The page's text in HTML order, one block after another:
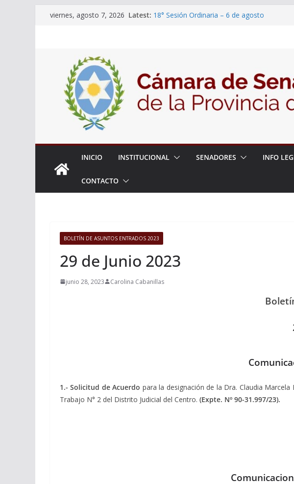
Skipviernes, agosto 7, 2026 Latest: 18° Sesión Ordinaria – 6 de agosto
Expte. Nº 90-34.516/2026 – 06/08/26 –
de Protección y Control Vegetal
INICIO INSTITUCIONAL SENADORES INFO
CONTACTO
BOLETÍN DE ASUNTOS ENTRADOS 2023
29 de Junio 2023
junio 28, 2023 Carolina Cabanillas
1.-Solicitud de Acuerdo para la designación de la Dra. Claudia
Trabajo N° 2 del Distrito Judicial del Centro. (Expte. Nº 90-31.997/23).